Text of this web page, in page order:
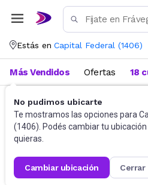
Estás en Capital Federal (1406)
No pudimos ubicarte
Te mostramos las opciones para
(1406). Podés cambiar tu
quieras.
cambiar ubicación cerrar
Más Vendidos Ofertas 18
Juguetes y Juegos